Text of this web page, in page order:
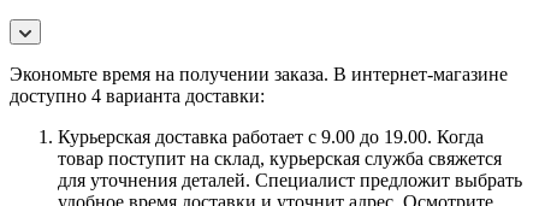
Экономьте время на получении заказа. В интернет-магазине
доступно 4 варианта доставки:
Курьерская доставка работает с 9.00 до 19.00. Когда
товар поступит на склад, курьерская служба свяжется
для уточнения деталей. Специалист предложит выбрать
удобное время доставки и уточнит адрес. Осмотрите